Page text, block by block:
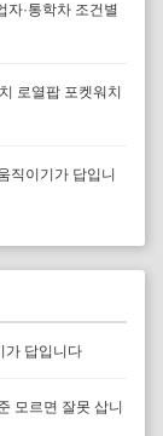
자·통학차 조건별
로열팝 포켓워치
직이기가 답입니
가 답입니다
모르면 잘못 삽니